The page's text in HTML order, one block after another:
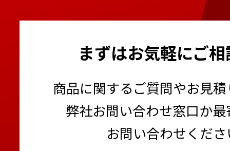
まずはお気軽にご
商品に関するご質問やお見
弊社お問い合わせ窓口か
お問い合わせくだ